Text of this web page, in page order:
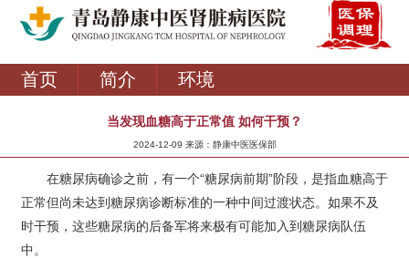
首页 简介 环境
当发现血糖高于正常值 如何干预？
2024-12-09 来源：静康中医医保部
在糖尿病确诊之前，有一个“糖尿病前期”阶段，是指血糖高于
正常但尚未达到糖尿病诊断标准的一种中间过渡状态。如果不及
时干预，这些糖尿病的后备军将来极有可能加入到糖尿病队伍
中。